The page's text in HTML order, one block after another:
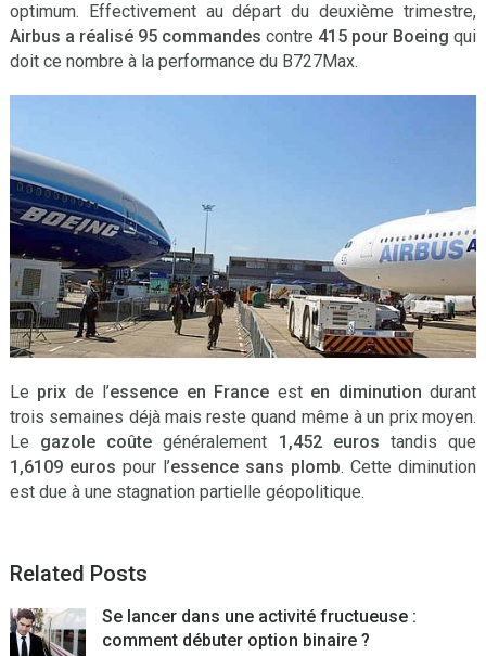
optimum. Effectivement au départ du deuxième trimestre,
Airbus a réalisé 95 commandes contre 415 pour Boeing qui
doit ce nombre à la performance du B727Max.
Le prix de l’essence en France est en diminutiondurant
trois semaines déjà mais reste quand même à un prix moyen.
Le gazole coûtegénéralement 1,452 euros tandis que
1,6109 euros pour l’essence sans plomb. Cette diminution
est due à une stagnation partielle géopolitique.
Related Posts
Se lancer dans une activité fructueuse :
comment débuter option binaire ?